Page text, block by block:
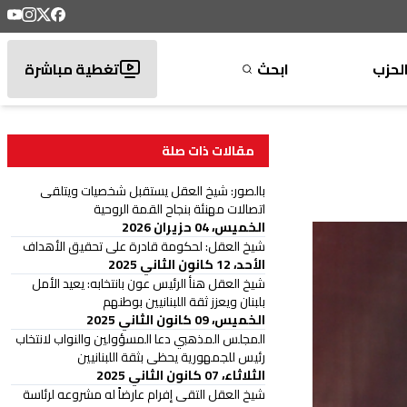
الحزب ابحث تغطية مباشرة
مقالات ذات صلة
بالصور: شيخ العقل يستقبل شخصيات ويتلقى
اتصالات مهنئة بنجاح القمة الروحية
الخميس، 04 حزيران 2026
شيخ العقل: لحكومة قادرة على تحقيق الأهداف
الأحد، 12 كانون الثاني 2025
شيخ العقل هنأ الرئيس عون بانتخابه: يعيد الأمل
بلبنان ويعزز ثقة اللبنانيين بوطنهم
الخميس، 09 كانون الثاني 2025
المجلس المذهبي دعا المسؤولين والنواب لانتخاب
رئيس للجمهورية يحظى بثقة اللبنانيين
الثلاثاء، 07 كانون الثاني 2025
شيخ العقل التقى إفرام عارضاً له مشروعه لرئاسة